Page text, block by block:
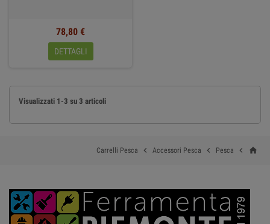
78,80 €
DETTAGLI
Visualizzati 1-3 su 3 articoli
home

Pesca

Accessori Pesca

Carrelli Pesca